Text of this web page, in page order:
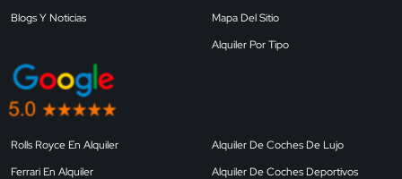
Blogs Y Noticias
Mapa Del Sitio
Alquiler Por Tipo
Rolls Royce En Alquiler
Ferrari En Alquiler
Alquiler De Coches De Lujo
Alquiler De Coches Deportivos